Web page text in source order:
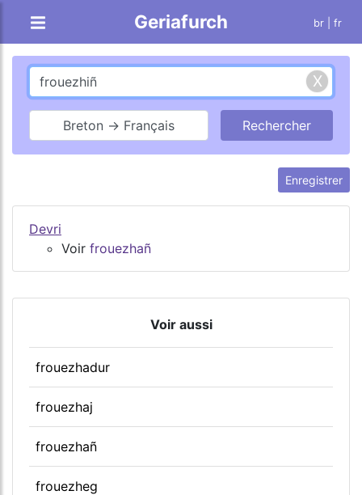
Geriafurch br | fr
Breton → Français
Enregistrer
Devri
Voir frouezhañ
Voir aussi
frouezhadur
frouezhaj
frouezhañ
frouezheg